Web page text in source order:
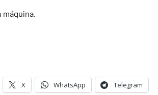
X WhatsApp Telegram